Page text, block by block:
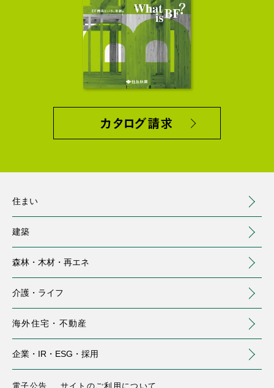
カタログ請求
住まい
建築
森林・木材・ 再エネ
介護・ ライフ
海外住宅・ 不動産
企業・IR・ ESG・採用
注文住宅
事業用建築
トップ
介護サービス
トップ
電子公告 サイトのご利用について